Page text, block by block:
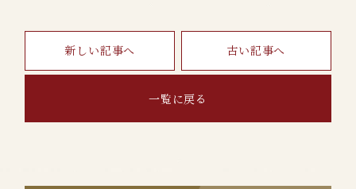
新しい記事へ 古い記事へ
一覧に戻る